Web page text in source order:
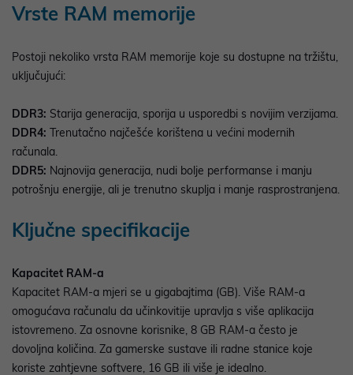
Vrste RAM memorije
Postoji nekoliko vrsta RAM memorije koje su dostupne na tržištu,
uključujući:
DDR3: Starija generacija, sporija u usporedbi s novijim verzijama.
DDR4: Trenutačno najčešće korištena u većini modernih
računala.
DDR5: Najnovija generacija, nudi bolje performanse i manju
potrošnju energije, ali je trenutno skuplja i manje rasprostranjena.
Ključne specifikacije
Kapacitet RAM-a
Kapacitet RAM-a mjeri se u gigabajtima (GB). Više RAM-a
omogućava računalu da učinkovitije upravlja s više aplikacija
istovremeno. Za osnovne korisnike, 8 GB RAM-a često je
dovoljna količina. Za gamerske sustave ili radne stanice koje
koriste zahtjevne softvere, 16 GB ili više je idealno.